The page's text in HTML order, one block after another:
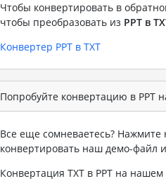
Чтобы конвертировать в
чтобы преобразовать из PPT в
Конвертер PPT в TXT
Попробуйте конвертацию в PPT
Все еще сомневаетесь? Нажмите
конвертировать наш демо-файл
Конвертация TXT в PPT на